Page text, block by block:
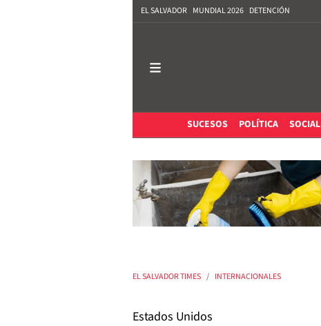
EL SALVADOR MUNDIAL 2026 DETENCIÓN
SUCESOS
POLÍTICA SOCIAL
EL SALVADOR TIMES INTERNACIONALES
Estados Unidos